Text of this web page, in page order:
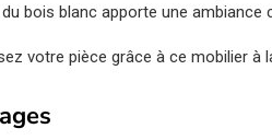
du bois blanc apporte une
votre pièce grâce à ce mobilier